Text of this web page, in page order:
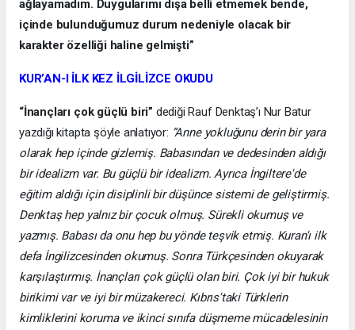
ağlayamadım. Duygularımı dışa belli etmemek bende,
içinde bulunduğumuz durum nedeniyle olacak bir
karakter özelliği haline gelmişti”
KUR’AN-I İLK KEZ İLGİLİZCE OKUDU
“İnançları çok güçlü biri” dediği Rauf Denktaş’ı Nur Batur
yazdığı kitapta şöyle anlatıyor: “Anne yokluğunu derin bir yara
olarak hep içinde gizlemiş. Babasından ve dedesinden aldığı
bir idealizm var. Bu güçlü bir idealizm. Ayrıca İngiltere'de
eğitim aldığı için disiplinli bir düşünce sistemi de geliştirmiş.
Denktaş hep yalnız bir çocuk olmuş. Sürekli okumuş ve
yazmış. Babası da onu hep bu yönde teşvik etmiş. Kuran'ı ilk
defa İngilizcesinden okumuş. Sonra Türkçesinden okuyarak
karşılaştırmış. İnançları çok güçlü olan biri. Çok iyi bir hukuk
birikimi var ve iyi bir müzakereci. Kıbrıs'taki Türklerin
kimliklerini koruma ve ikinci sınıfa düşmeme mücadelesinin